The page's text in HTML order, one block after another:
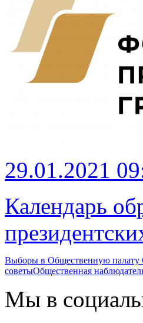
29.01.2021
Календарь
Выборы в Общественную палату
советыОбщественная
Мы в